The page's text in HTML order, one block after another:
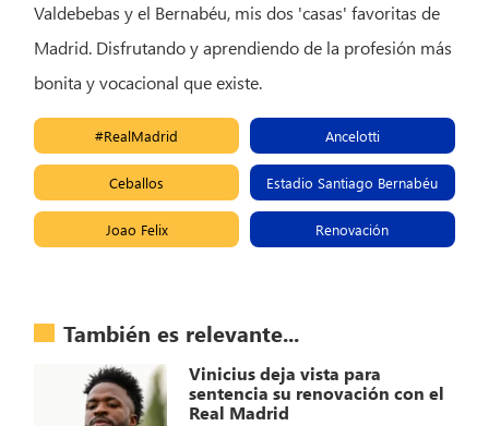
Valdebebas y el Bernabéu, mis dos 'casas' favoritas de
Madrid. Disfrutando y aprendiendo de la profesión más
bonita y vocacional que existe.
#RealMadrid Ancelotti
Ceballos Estadio Santiago Bernabéu
Joao Felix Renovación
También es relevante...
Vinicius deja vista para
sentencia su renovación con el
Real Madrid